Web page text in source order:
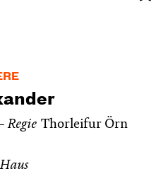
Regie Thorleifur Örn